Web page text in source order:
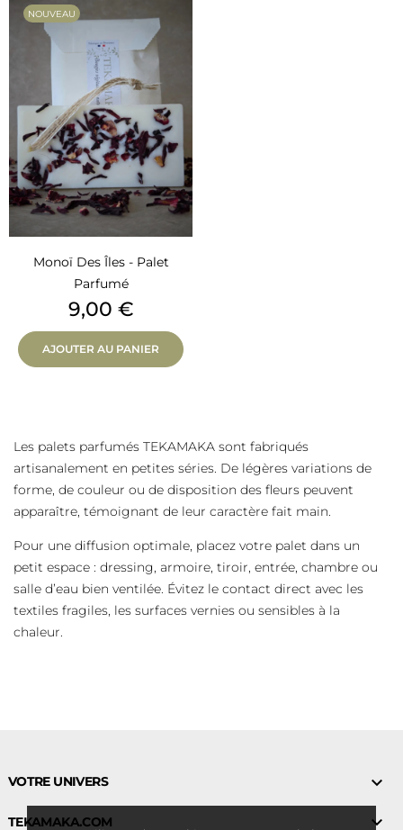
Monoï Des Îles - Palet
Parfumé
Prix
9,00 €
AJOUTER AU PANIER
NOUVEAU
Les palets parfumés TEKAMAKA sont fabriqués
artisanalement en petites séries. De légères variations de
forme, de couleur ou de disposition des fleurs peuvent
apparaître, témoignant de leur caractère fait main.
Pour une diffusion optimale, placez votre palet dans un
petit espace : dressing, armoire, tiroir, entrée, chambre ou
salle d’eau bien ventilée. Évitez le contact direct avec les
textiles fragiles, les surfaces vernies ou sensibles à la
chaleur.
VOTRE UNIVERS 
TEKAMAKA.COM 